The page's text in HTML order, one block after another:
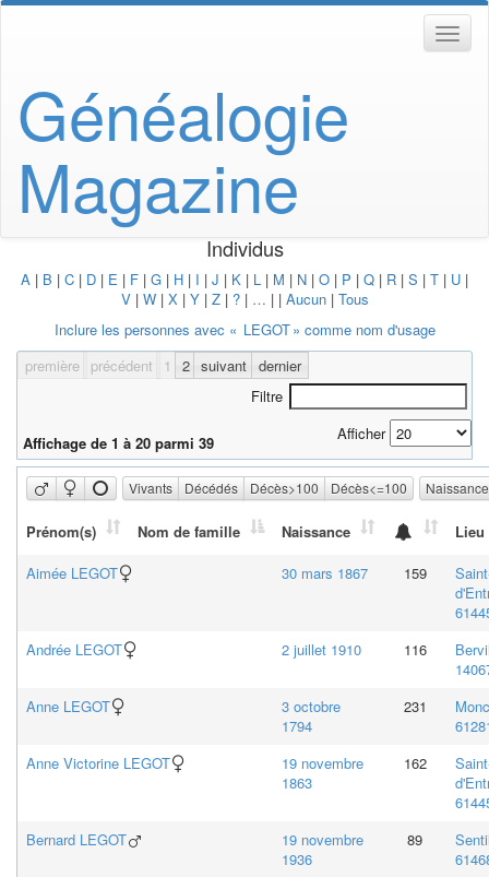
Généalogie
Magazine
Individus
A | B | C | D | E | F | G | H | I | J | K | L | M | N | O | P | Q | R | S | T | U |
V| W| X| Y| Z| ?| … | | Aucun| Tous
Inclure les personnes avec « LEGOT» comme nom d'usage
première précédent 1 2 suivant dernier
Filtre
Affichage de 1 à 20 parmi 39 Afficher
Vivants Décédés Décès>100 Décès<=100
Prénom(s) Nom de famille Naissance Lieu
Aimée LEGOT 30 mars 1867 159
Andrée LEGOT 2 juillet 1910 116
Anne LEGOT
3 octobre
1794
231
Anne Victorine LEGOT
19 novembre
1863
162
Bernard LEGOT
19 novembre
1936
89